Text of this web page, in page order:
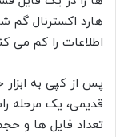
هارد اکسترنال گم
اطلاعات را کم می
پس از کپی به
قدیمی، یک مرحله
تعداد فایل ها و